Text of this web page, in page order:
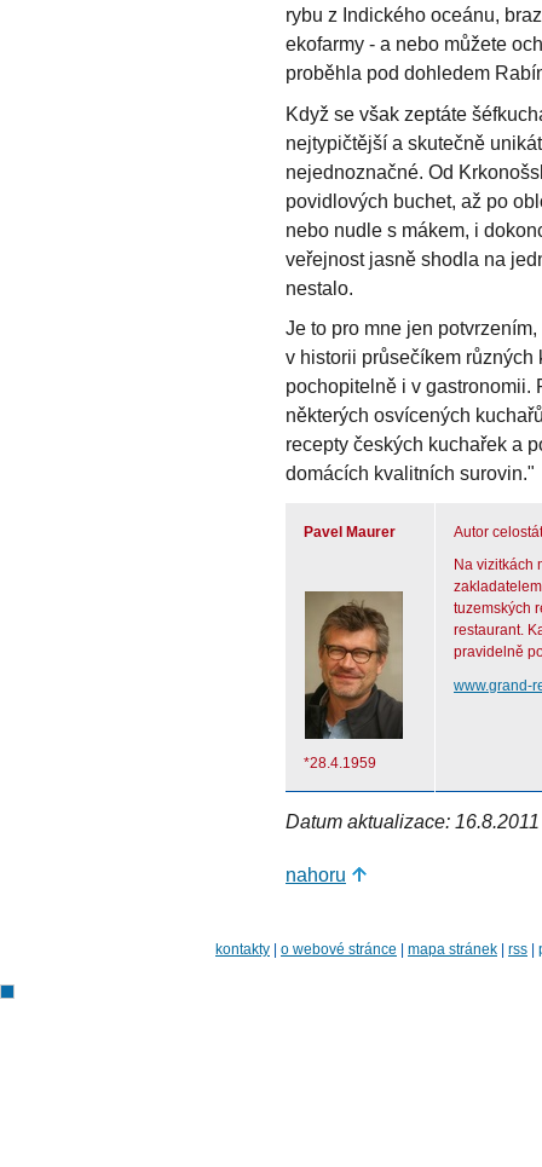
rybu z Indického oceánu,
ekofarmy - a nebo můžete
proběhla pod dohledem
Když se však zeptáte
nejtypičtější a skutečně
nejednoznačné. Od
povidlových buchet, až po
nebo nudle s mákem, i
veřejnost jasně shodla na
nestalo.
Je to pro mne jen
v historii průsečíkem různých
pochopitelně i v gastronomii.
některých osvícených
recepty českých kuchařek a
domácích kvalitních surovin."
Pavel Maurer
*28.4.1959
Autor
Na vizitkách
tuzemských
restaurant.
pravidelně
www.grand-
Datum aktualizace:
nahoru
kontakty o webové stránce mapa stránek rss